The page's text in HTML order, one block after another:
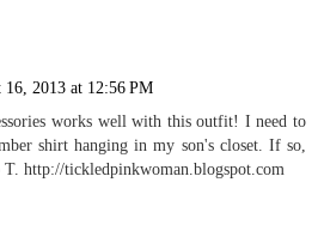
16, 2013 at 12:56 PM
works well with this outfit! I need to
shirt hanging in my son's closet. If so,
http://tickledpinkwoman.blogspot.com